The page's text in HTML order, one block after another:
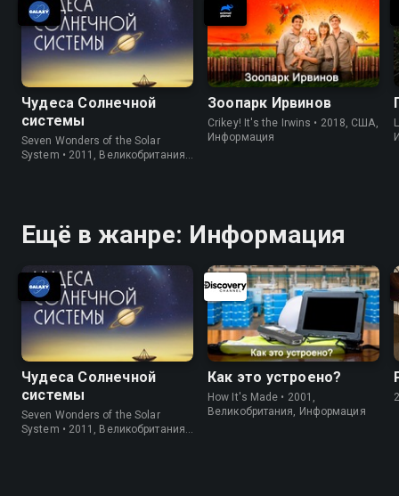
Чудеса Солнечной
системы
Seven Wonders of the Solar
System • 2011, Великобритания,
Зоопарк Ирвинов
Crikey! It's the Irwins • 2018, США,
Информация
Ещё в жанре: Информация
Чудеса Солнечной
системы
Seven Wonders of the Solar
System • 2011, Великобритания,
Как это устроено?
How It's Made • 2001,
Великобритания, Информация